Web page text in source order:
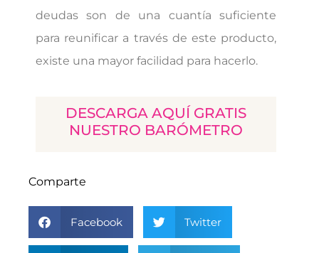
deudas son de una cuantía suficiente
para reunificar a través de este producto,
existe una mayor facilidad para hacerlo.
DESCARGA AQUÍ GRATIS
NUESTRO BARÓMETRO
Comparte
Facebook Twitter